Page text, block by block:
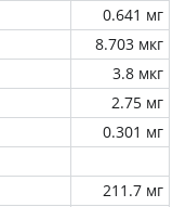
0.641 мг
8.703 мкг
3.8 мкг
2.75 мг
0.301 мг
211.7 мг